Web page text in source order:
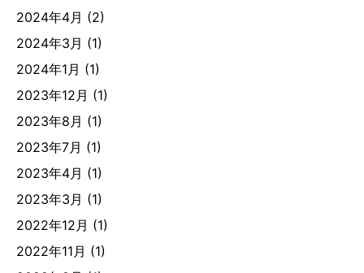
2024年4月 (2)
2024年3月 (1)
2024年1月 (1)
2023年12月 (1)
2023年8月 (1)
2023年7月 (1)
2023年4月 (1)
2023年3月 (1)
2022年12月 (1)
2022年11月 (1)